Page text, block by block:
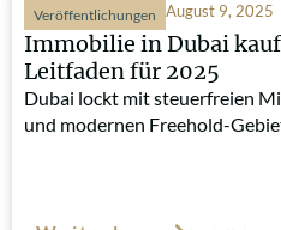
Veröffentlichungen August 9, 2025
Immobilie in Dubai
Leitfaden für 2025
Dubai lockt mit steuerfreien
und modernen Freehold-